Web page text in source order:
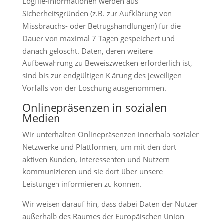
Sicherheitsgründen (z.B. zur Aufklärung von
Missbrauchs- oder Betrugshandlungen) für die
Dauer von maximal 7 Tagen gespeichert und
danach gelöscht. Daten, deren weitere
Aufbewahrung zu Beweiszwecken erforderlich ist,
sind bis zur endgültigen Klärung des jeweiligen
Vorfalls von der Löschung ausgenommen.
Onlinepräsenzen in sozialen
Medien
Wir unterhalten Onlinepräsenzen innerhalb sozialer
Netzwerke und Plattformen, um mit den dort
aktiven Kunden, Interessenten und Nutzern
kommunizieren und sie dort über unsere
Leistungen informieren zu können.
Wir weisen darauf hin, dass dabei Daten der Nutzer
außerhalb des Raumes der Europäischen Union